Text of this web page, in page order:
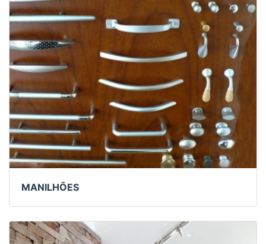
MANILHÕES